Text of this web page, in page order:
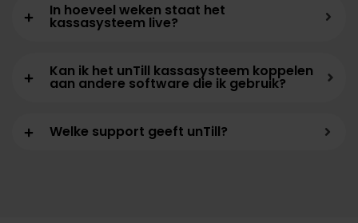
In hoeveel weken staat het
kassasysteem live?
Kan ik het unTill kassasysteem koppelen
aan andere software die ik gebruik?
Welke support geeft unTill?